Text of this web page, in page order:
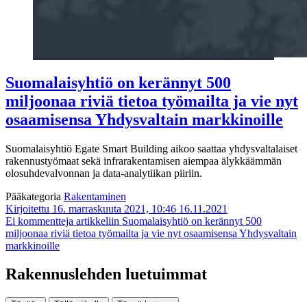
Suomalaisyhtiö on kerännyt 500
miljoonaa riviä tietoa työmailta ja vie nyt
osaamisensa Yhdysvaltain markkinoille
Suomalaisyhtiö Egate Smart Building aikoo saattaa yhdysvaltalaiset
rakennustyömaat sekä infrarakentamisen aiempaa älykkäämmän
olosuhdevalvonnan ja data-analytiikan piiriin.
Pääkategoria Rakentaminen
Kirjoitettu 16. marraskuuta 2021, 10:46 16.11.2021
Ei kommentteja artikkeliin Suomalaisyhtiö on kerännyt 500
miljoonaa riviä tietoa työmailta ja vie nyt osaamisensa Yhdysvaltain
markkinoille
Rakennuslehden luetuimmat